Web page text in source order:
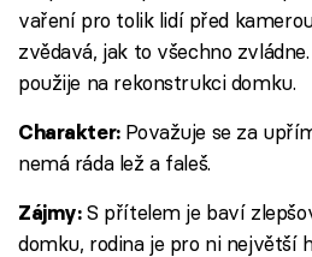
vaření pro tolik lidí před
zvědavá, jak to všechno
použije na rekonstrukci domku.
Charakter:Považuje se za
nemá ráda lež a faleš.
Zájmy:S přítelem je baví
domku, rodina je pro ni největší